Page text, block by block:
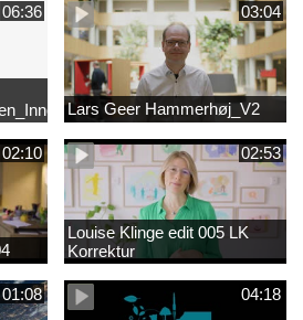
06:36 03:04
Lars Geer Hammerhøj_V2
02:10 02:53
Louise Klinge edit 005 LK
Korrektur
01:08 04:18